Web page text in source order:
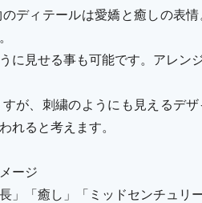
ディテールは愛嬌と癒しの表
に見せる事も可能です。アレン
が、刺繍のようにも見えるデ
れると考えます。
ージ
」「癒し」「ミッドセンチュリ